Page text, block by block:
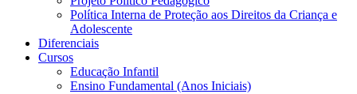
Política Interna de Proteção aos Direitos da Criança e
Adolescente
Diferenciais
Cursos
Educação Infantil
Ensino Fundamental (Anos Iniciais)